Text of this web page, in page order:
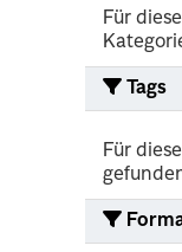
Für
Tags
Für